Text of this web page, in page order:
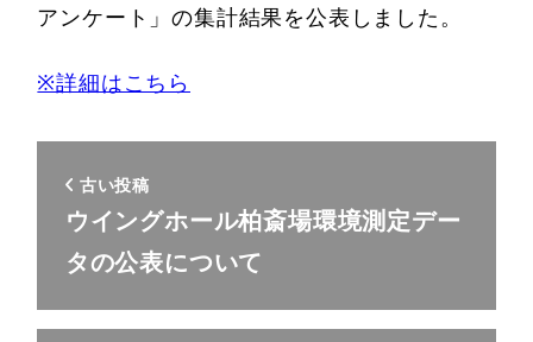
アンケート」の集計結果を公表しました。
※詳細はこちら
古い投稿
ウイングホール柏斎場環境測定デー
タの公表について